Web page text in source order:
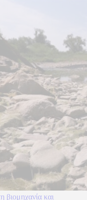
βιομηχανία και